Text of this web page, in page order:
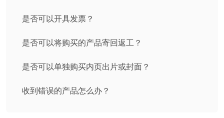
是否可以开具发票？
是否可以将购买的产品寄回返工？
是否可以单独购买内页出片或封面？
收到错误的产品怎么办？